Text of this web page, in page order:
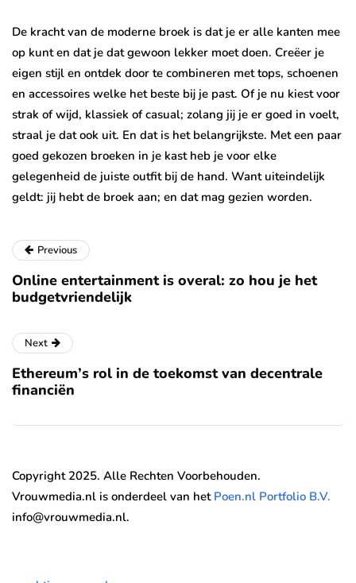
De kracht van de moderne broek is dat je er alle kanten mee
op kunt en dat je dat gewoon lekker moet doen. Creëer je
eigen stijl en ontdek door te combineren met tops, schoenen
en accessoires welke het beste bij je past. Of je nu kiest voor
strak of wijd, klassiek of casual; zolang jij je er goed in voelt,
straal je dat ook uit. En dat is het belangrijkste. Met een paar
goed gekozen broeken in je kast heb je voor elke
gelegenheid de juiste outfit bij de hand. Want uiteindelijk
geldt: jij hebt de broek aan; en dat mag gezien worden.
Previous
Online entertainment is overal: zo hou je het
budgetvriendelijk
Next
Ethereum’s rol in de toekomst van decentrale
financiën
Copyright 2025. Alle Rechten Voorbehouden.
Vrouwmedia.nl is onderdeel van het Poen.nl Portfolio B.V.
info@vrouwmedia.nl.